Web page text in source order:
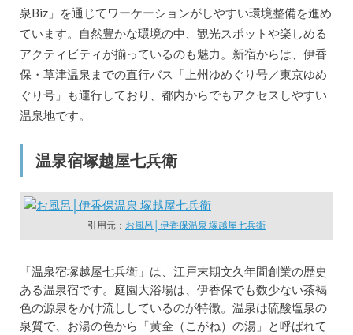
泉Biz」を通じてワーケーションがしやすい環境整備を進め
ています。自然豊かな環境の中、観光スポットや楽しめる
アクティビティが揃っているのも魅力。新宿からは、伊香
保・草津温泉までの直行バス「上州ゆめぐり号／東京ゆめ
ぐり号」も運行しており、都内からでもアクセスしやすい
温泉地です。
温泉宿塚越屋七兵衛
引用元： お風呂│伊香保温泉 塚越屋七兵衛
「温泉宿塚越屋七兵衛」は、江戸末期文久年間創業の歴史
ある温泉宿です。庭園大浴場は、伊香保でも数少ない茶褐
色の源泉をかけ流ししているのが特徴。温泉は硫酸塩泉の
泉質で、お湯の色から「黄金（こがね）の湯」と呼ばれて